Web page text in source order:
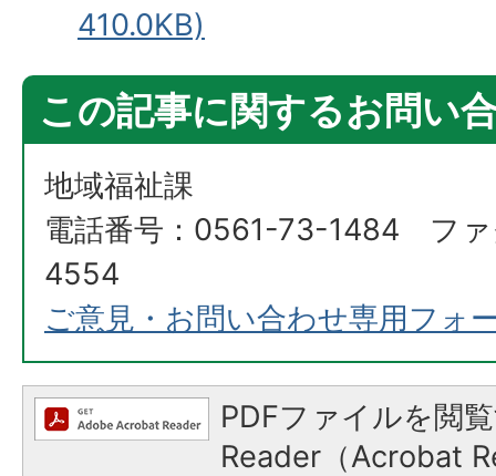
410.0KB)
この記事に関するお問い
地域福祉課
電話番号：0561-73-1484 フ
4554
ご意見・お問い合わせ専用フォ
PDFファイルを閲
Reader（Acrobat